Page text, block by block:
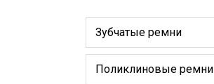
Зубчатые ремни
Поликлиновые ремни